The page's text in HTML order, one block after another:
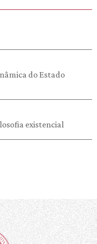
do Estado
existencial